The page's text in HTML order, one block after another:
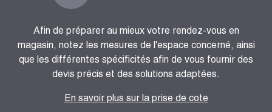
Afin de préparer au mieux votre rendez-vous en
magasin, notez les mesures de l'espace concerné, ainsi
que les différentes spécificités afin de vous fournir des
devis précis et des solutions adaptées.
En savoir plus sur la prise de cote